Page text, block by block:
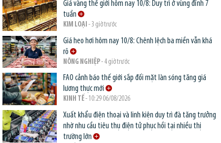
Giá vàng thế giới hôm nay 10/8: Duy trì ở vùng đỉnh 7
tuần
KIM LOẠI - 3 giờ trước
Giá heo hơi hôm nay 10/8: Chênh lệch ba miền vẫn khá
rõ
NÔNG NGHIỆP- 4 giờ trước
FAO cảnh báo thế giới sắp đối mặt làn sóng tăng giá
lương thực mới
KINH TẾ- 10:29 06/08/2026
Xuất khẩu điện thoại và linh kiện duy trì đà tăng trưởng
nhờ nhu cầu tiêu thụ điện tử phục hồi tại nhiều thị
trường lớn